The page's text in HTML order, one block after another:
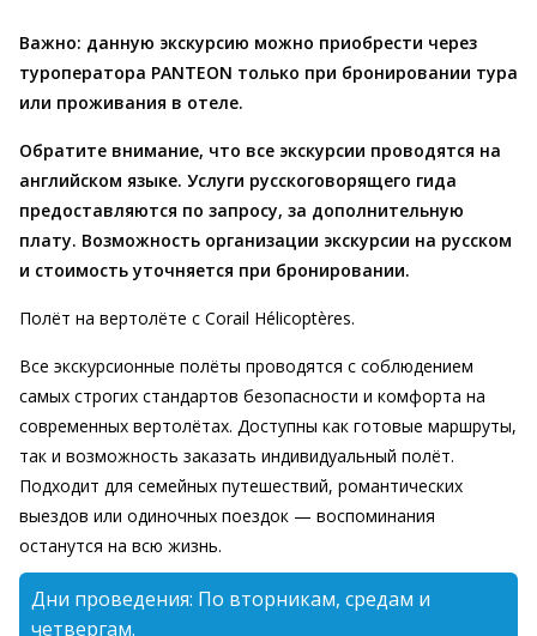
Важно: данную экскурсию можно приобрести через
туроператора PANTEON только при бронировании тура
или проживания в отеле.
Обратите внимание, что все экскурсии проводятся на
английском языке. Услуги русскоговорящего гида
предоставляются по запросу, за дополнительную
плату. Возможность организации экскурсии на русском
и стоимость уточняется при бронировании.
Полёт на вертолёте с Corail Hélicoptères.
Все экскурсионные полёты проводятся с соблюдением
самых строгих стандартов безопасности и комфорта на
современных вертолётах. Доступны как готовые маршруты,
так и возможность заказать индивидуальный полёт.
Подходит для семейных путешествий, романтических
выездов или одиночных поездок — воспоминания
останутся на всю жизнь.
Дни проведения: По вторникам, средам и
четвергам.